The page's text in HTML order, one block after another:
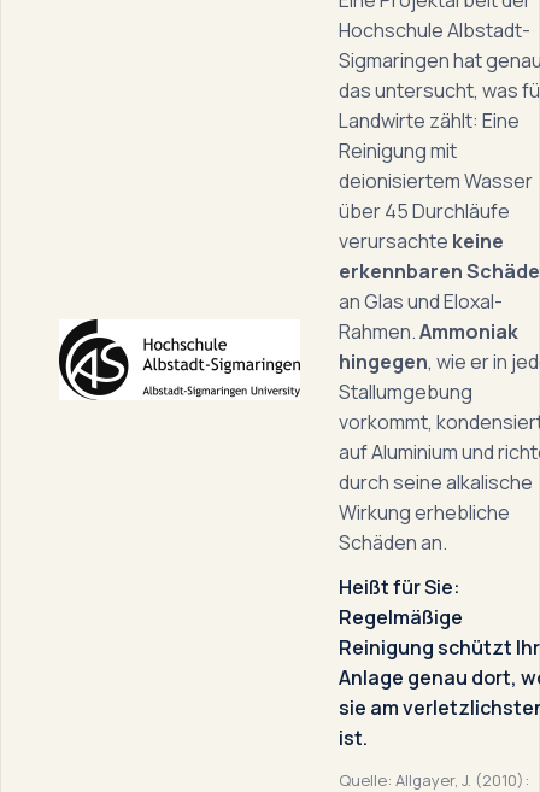
Hochschule Albstadt-
Sigmaringen hat
das untersucht, was
Landwirte zählt: Eine
Reinigung mit
deionisiertem Wasser
über 45 Durchläufe
verursachte keine
erkennbaren
an Glas und Eloxal-
Rahmen.Ammoniak
hingegen, wie er in
Stallumgebung
vorkommt,
auf Aluminium und
durch seine alkalische
Wirkung erhebliche
Schäden an.
Heißt für Sie:
Regelmäßige
Reinigung schützt
Anlage genau dort,
sie am
ist.
Quelle: Allgayer, J. (2010):